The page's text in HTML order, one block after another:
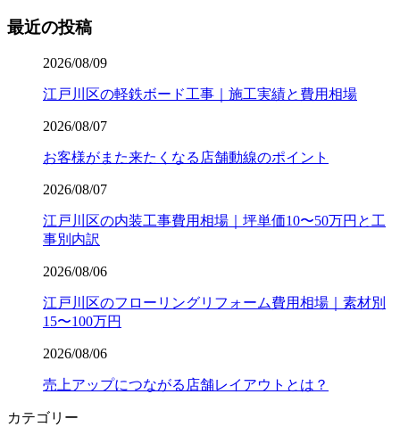
最近の投稿
2026/08/09
江戸川区の軽鉄ボード工事｜施工実績と費用相場
2026/08/07
お客様がまた来たくなる店舗動線のポイント
2026/08/07
江戸川区の内装工事費用相場｜坪単価10〜50万円と工
事別内訳
2026/08/06
江戸川区のフローリングリフォーム費用相場｜素材別
15〜100万円
2026/08/06
売上アップにつながる店舗レイアウトとは？
カテゴリー